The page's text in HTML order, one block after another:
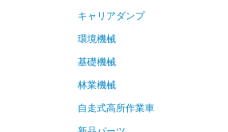
キャリアダンプ
環境機械
基礎機械
林業機械
自走式高所作業車